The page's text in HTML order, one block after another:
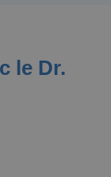
le Dr.